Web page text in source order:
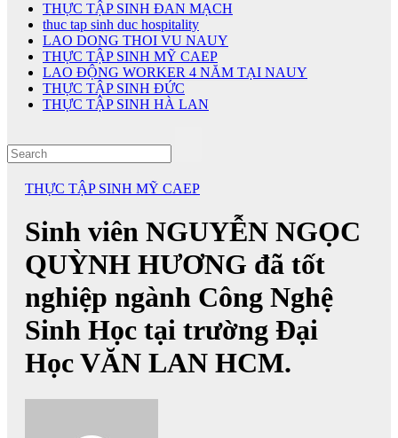
THỰC TẬP SINH ĐAN MẠCH
thuc tap sinh duc hospitality
LAO DONG THOI VU NAUY
THỰC TẬP SINH MỸ CAEP
LAO ĐỘNG WORKER 4 NĂM TẠI NAUY
THỰC TẬP SINH ĐỨC
THỰC TẬP SINH HÀ LAN
THỰC TẬP SINH MỸ CAEP
Sinh viên NGUYỄN NGỌC
QUỲNH HƯƠNG đã tốt
nghiệp ngành Công Nghệ
Sinh Học tại trường Đại
Học VĂN LAN HCM.